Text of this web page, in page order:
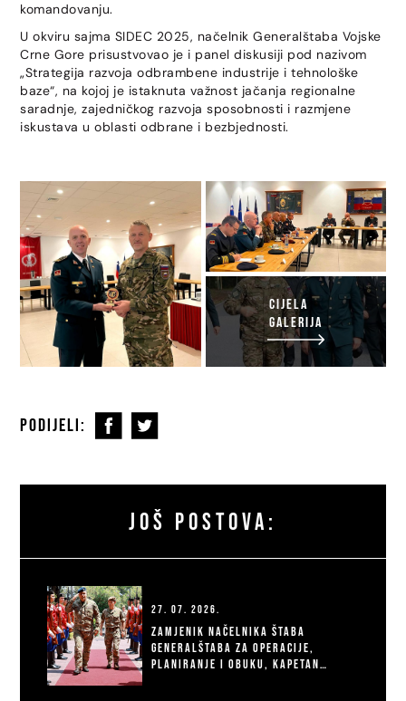
JOŠ POSTOVA:
27. 07. 2026.
Zamjenik načelnika Štaba
Generalštaba za operacije,
planiranje i obuku, kapetan
komandovanju.
U okviru sajma SIDEC 2025, načelnik Generalštaba Vojske
Crne Gore prisustvovao je i panel diskusiji pod nazivom
„Strategija razvoja odbrambene industrije i tehnološke
baze“, na kojoj je istaknuta važnost jačanja regionalne
saradnje, zajedničkog razvoja sposobnosti i razmjene
iskustava u oblasti odbrane i bezbjednosti.
CIJELA
GALERIJA
PODIJELI: